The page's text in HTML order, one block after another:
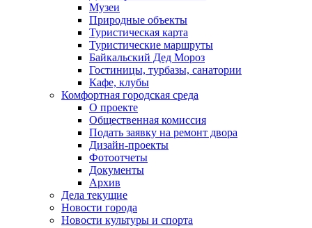
Музеи
Природные объекты
Туристическая карта
Туристические маршруты
Байкальский Дед Мороз
Гостиницы, турбазы, санатории
Кафе, клубы
Комфортная городская среда
О проекте
Общественная комиссия
Подать заявку на ремонт двора
Дизайн-проекты
Фотоотчеты
Документы
Архив
Дела текущие
Новости города
Новости культуры и спорта